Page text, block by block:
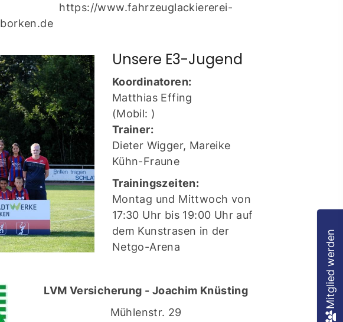
https://www.fahrzeuglackiererei-
borken.de
Unsere E3-Jugend
Koordinatoren:
Matthias Effing
(Mobil: )
Trainer:
Dieter Wigger, Mareike
Kühn-Fraune
Trainingszeiten:
Montag und Mittwoch von
17:30 Uhr bis 19:00 Uhr auf
dem Kunstrasen in der
Netgo-Arena
LVM Versicherung - Joachim Knüsting
Mühlenstr. 29
Mitglied werden